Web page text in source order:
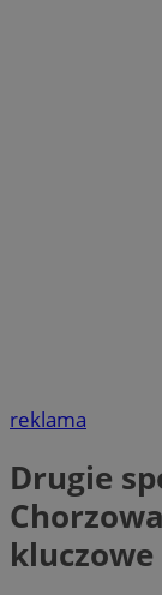
reklama
Drugie